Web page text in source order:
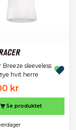
Breeze sleeveless
hvit herre
kr
Se produktet